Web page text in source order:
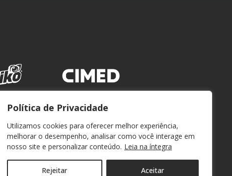
Política de Privacidade
Utilizamos cookies para oferecer melhor experiência,
melhorar o desempenho, analisar como você interage em
nosso site e personalizar conteúdo. Leia na íntegra
Rejeitar Aceitar